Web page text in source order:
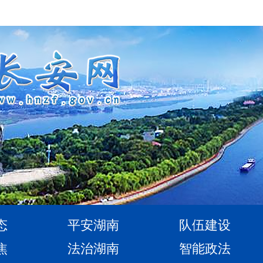
平安湖南
队伍建设
法治湖南 智能政法